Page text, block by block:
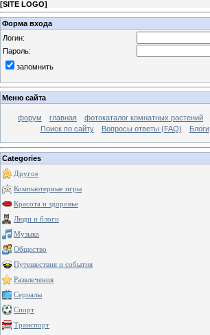
[SITE LOGO]
Форма входа
Логин:
Пароль:
запомнить
Меню сайта
форум главная фотокаталог комнатных растений
Поиск по сайту
Вопросы ответы (FAQ) Блоги
Categories
Другое
Компьютерные игры
Красота и здоровье
Люди и блоги
Музыка
Общество
Путешествия и события
Развлечения
Сериалы
Спорт
Транспорт